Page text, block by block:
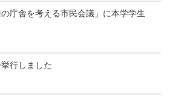
庁舎を考える市民会議」に本学学生
行しました